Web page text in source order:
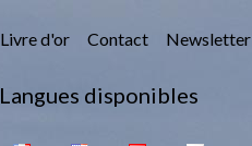
Livre d'or Contact Newsletter
Langues disponibles